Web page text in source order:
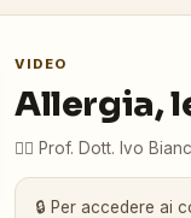
VIDEO
Allergia,
👨‍⚕️ Prof. Dott. Ivo
🔒 Per accedere ai